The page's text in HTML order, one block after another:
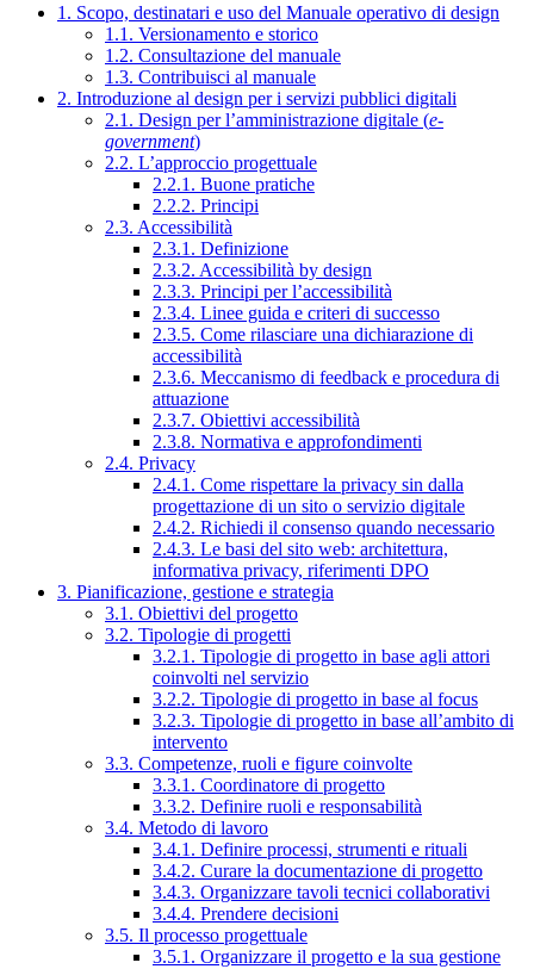
1. Scopo, destinatari e uso del Manuale operativo di design
1.1. Versionamento e storico
1.2. Consultazione del manuale
1.3. Contribuisci al manuale
2. Introduzione al design per i servizi pubblici digitali
2.1. Design per l’amministrazione digitale (e-
government)
2.2. L’approccio progettuale
2.2.1. Buone pratiche
2.2.2. Principi
2.3. Accessibilità
2.3.1. Definizione
2.3.2. Accessibilità by design
2.3.3. Principi per l’accessibilità
2.3.4. Linee guida e criteri di successo
2.3.5. Come rilasciare una dichiarazione di
accessibilità
2.3.6. Meccanismo di feedback e procedura di
attuazione
2.3.7. Obiettivi accessibilità
2.3.8. Normativa e approfondimenti
2.4. Privacy
2.4.1. Come rispettare la privacy sin dalla
progettazione di un sito o servizio digitale
2.4.2. Richiedi il consenso quando necessario
2.4.3. Le basi del sito web: architettura,
informativa privacy, riferimenti DPO
3. Pianificazione, gestione e strategia
3.1. Obiettivi del progetto
3.2. Tipologie di progetti
3.2.1. Tipologie di progetto in base agli attori
coinvolti nel servizio
3.2.2. Tipologie di progetto in base al focus
3.2.3. Tipologie di progetto in base all’ambito di
intervento
3.3. Competenze, ruoli e figure coinvolte
3.3.1. Coordinatore di progetto
3.3.2. Definire ruoli e responsabilità
3.4. Metodo di lavoro
3.4.1. Definire processi, strumenti e rituali
3.4.2. Curare la documentazione di progetto
3.4.3. Organizzare tavoli tecnici collaborativi
3.4.4. Prendere decisioni
3.5. Il processo progettuale
3.5.1. Organizzare il progetto e la sua gestione